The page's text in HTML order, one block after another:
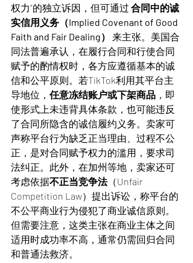
权力”的独立诉因，但可通过 合同中的诚
实信用义务（Implied Covenant of Good
Faith and Fair Dealing）
来主张。美国合
同法普遍承认，在履行合同和行使合同
赋予的酌情权时，各方应遵循基本的诚
信和公平原则。若TikTok利用其平台主
导地位， 任意冻结账户或下架商品 ，即
使形式上未违背具体条款，也可能违反
了合同所隐含的诚信履约义务。卖家可
声称平台行为缺乏正当理由、过程不公
正，是对合同赋予权力的滥用，要求司
法纠正。此外，在加州等地，卖家还可
考虑依据不正当竞争法（Unfair
Competition Law）提出诉讼，称平台的
不公平商业行为侵犯了商业诚信原则。
但需要注意，这类主张在商业主体之间
适用时成功率不高，通常仍需回归合同
和普通法救济。